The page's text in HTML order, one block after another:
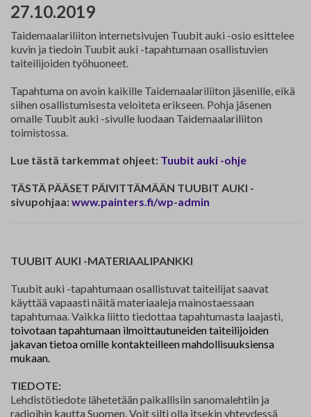
Yhteystiedot
Jäsenluettelo
27.10.2019
Taidemaalariliiton internetsivujen Tuubit auki -osio esittelee
kuvin ja tiedoin Tuubit auki -tapahtumaan osallistuvien
taiteilijoiden työhuoneet.
Tapahtuma on avoin kaikille Taidemaalariliiton jäsenille, eikä
siihen osallistumisesta veloiteta erikseen. Pohja jäsenen
omalle Tuubit auki -sivulle luodaan Taidemaalariliiton
toimistossa.
Lue tästä tarkemmat ohjeet: Tuubit auki -ohje
TÄSTÄ PÄÄSET PÄIVITTÄMÄÄN TUUBIT AUKI -
sivupohjaa:www.painters.fi/wp-admin
TUUBIT AUKI -MATERIAALIPANKKI
Tuubit auki -tapahtumaan osallistuvat taiteilijat saavat
käyttää vapaasti näitä materiaaleja mainostaessaan
tapahtumaa. Vaikka liitto tiedottaa tapahtumasta laajasti,
toivotaan tapahtumaan ilmoittautuneiden taiteilijoiden
jakavan tietoa omille kontakteilleen mahdollisuuksiensa
mukaan.
TIEDOTE:
Lehdistötiedote lähetetään paikallisiin sanomalehtiin ja
radioihin kautta Suomen. Voit silti olla itsekin yhteydessä